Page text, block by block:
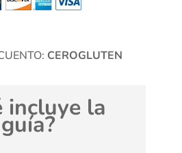
CEROGLUTEN
incluye la
guía?